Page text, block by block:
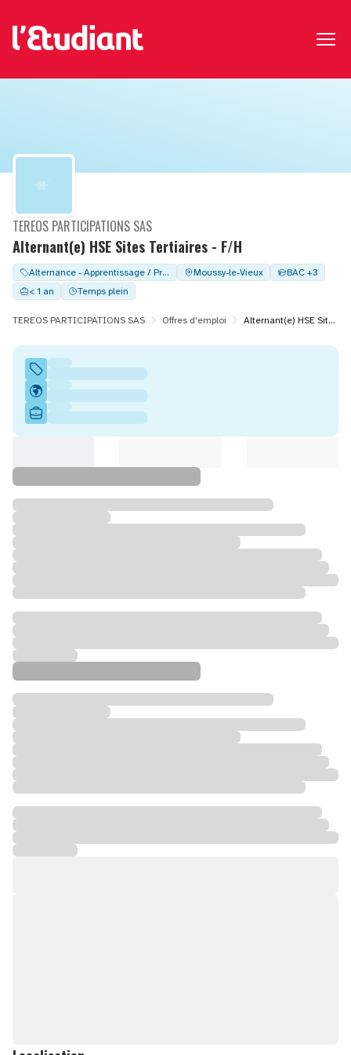
Alternant(e) HSE Sites Tertiaires - F/H
TEREOS PARTICIPATIONS SAS
Alternance - Apprentissage / Professionalisation Moussy-le-Vieux
BAC +3
< 1 an
Temps plein
TEREOS PARTICIPATIONS SAS Offres d'emploi Alternant(e) HSE Sites Tertiaires - F/H